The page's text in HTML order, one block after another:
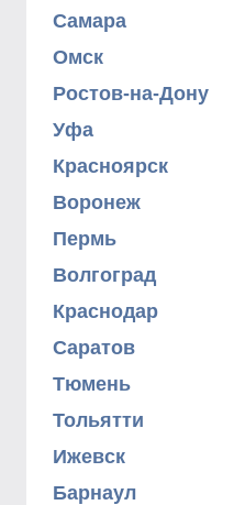
Самара
Омск
Ростов-на-Дону
Уфа
Красноярск
Воронеж
Пермь
Волгоград
Краснодар
Саратов
Тюмень
Тольятти
Ижевск
Барнаул